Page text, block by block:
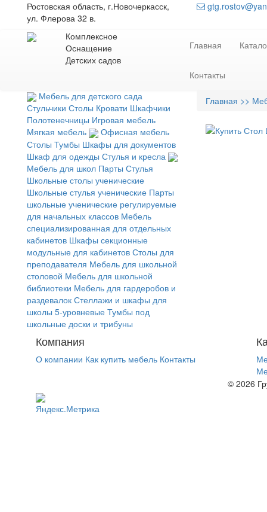
Ростовская область, г.Новочеркасск,
ул. Флерова 32 в.
Комплексное
Оснащение
Детских садов
Главная
Контакты
Мебель для детского сада
Стульчики Столы Кровати Шкафчики
Полотенечницы Игровая мебель
Мягкая мебель
Офисная мебель
Столы Тумбы Шкафы для документов
Шкаф для одежды Стулья и кресла
Мебель для школ Парты Стулья
Школьные столы ученические
Школьные стулья ученические Парты
школьные ученические регулируемые
для начальных классов Мебель
специализированная для отдельных
кабинетов Шкафы секционные
модульные для кабинетов Столы для
преподавателя Мебель для школьной
столовой Мебель для школьной
библиотеки Мебель для гардеробов и
раздевалок Стеллажи и шкафы для
школы 5-уровневые Тумбы под
школьные доски и трибуны
Главная >>
Компания
О компании Как купить мебель Контакты
© 2026